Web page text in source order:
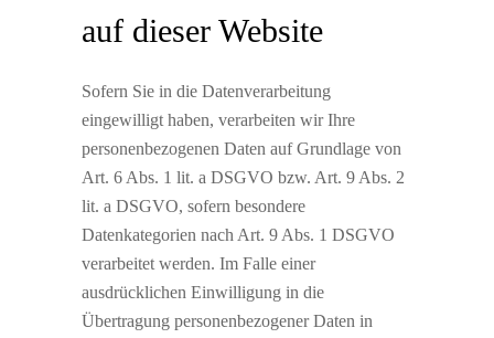
auf dieser Website
Sofern Sie in die Datenverarbeitung
eingewilligt haben, verarbeiten wir Ihre
personenbezogenen Daten auf Grundlage von
Art. 6 Abs. 1 lit. a DSGVO bzw. Art. 9 Abs. 2
lit. a DSGVO, sofern besondere
Datenkategorien nach Art. 9 Abs. 1 DSGVO
verarbeitet werden. Im Falle einer
ausdrücklichen Einwilligung in die
Übertragung personenbezogener Daten in